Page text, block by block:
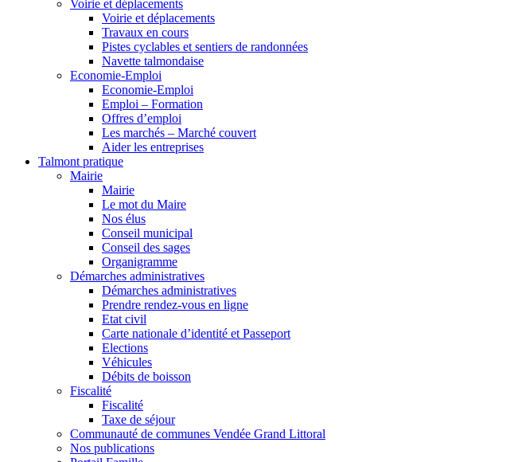
Voirie et déplacements
Voirie et déplacements
Travaux en cours
Pistes cyclables et sentiers de randonnées
Navette talmondaise
Economie-Emploi
Economie-Emploi
Emploi – Formation
Offres d’emploi
Les marchés – Marché couvert
Aider les entreprises
Talmont pratique
Mairie
Mairie
Le mot du Maire
Nos élus
Conseil municipal
Conseil des sages
Organigramme
Démarches administratives
Démarches administratives
Prendre rendez-vous en ligne
Etat civil
Carte nationale d’identité et Passeport
Elections
Véhicules
Débits de boisson
Fiscalité
Fiscalité
Taxe de séjour
Communauté de communes Vendée Grand Littoral
Nos publications